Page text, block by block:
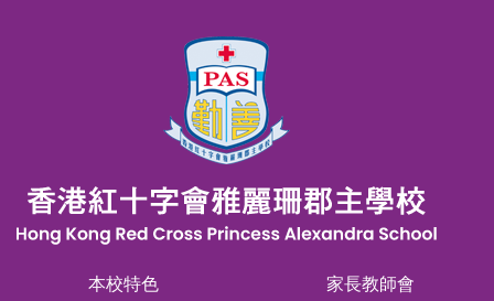
本校特色
家長教師會